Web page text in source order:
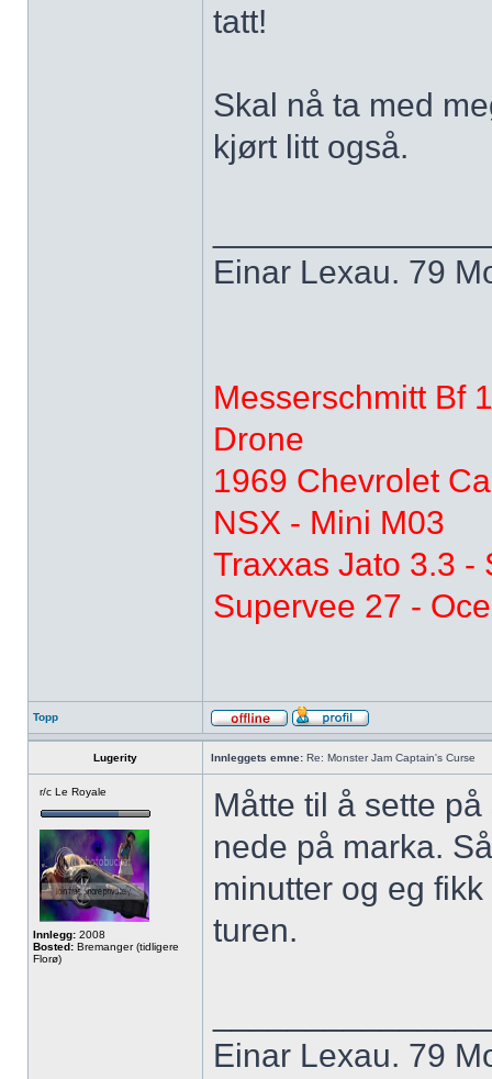
tatt!
Skal nå ta med
kjørt litt også.
Einar Lexau. 79
Messerschmitt Bf
Drone
1969 Chevrolet
NSX - Mini M03
Traxxas Jato 3.3 -
Supervee 27 -
Topp
Lugerity Innleggets emne: Re: Monster Jam Captain's Curse
r/c Le Royale
Innlegg: 2008
Bosted: Bremanger (tidligere
Florø)
Måtte til å sette
nede på marka.
minutter og eg
turen.
Einar Lexau. 79